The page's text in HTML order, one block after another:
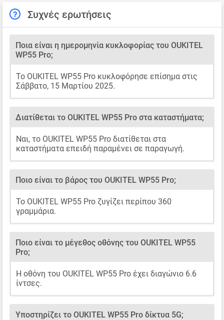
Συχνές ερωτήσεις
Ποια είναι η ημερομηνία κυκλοφορίας του OUKITEL
WP55 Pro;
Το OUKITEL WP55 Pro κυκλοφόρησε επίσημα στις
Σάββατο, 15 Μαρτίου 2025.
Διατίθεται το OUKITEL WP55 Pro στα καταστήματα;
Ναι, το OUKITEL WP55 Pro διατίθεται στα
καταστήματα επειδή παραμένει σε παραγωγή.
Ποιο είναι το βάρος του OUKITEL WP55 Pro;
Το OUKITEL WP55 Pro ζυγίζει περίπου 360
γραμμάρια.
Ποιο είναι το μέγεθος οθόνης του OUKITEL WP55
Pro;
Η οθόνη του OUKITEL WP55 Pro έχει διαγώνιο 6.6
ίντσες.
Υποστηρίζει το OUKITEL WP55 Pro δίκτυα 5G;